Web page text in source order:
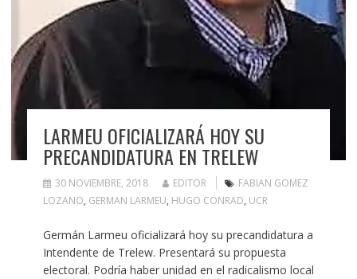
LARMEU OFICIALIZARÁ HOY SU
PRECANDIDATURA EN TRELEW
30 NOVIEMBRE, 2018 EDITOR
FABIAN GOMEZ
LOZANO, GERMAN LARMEU, HUGO CONRAD, UCR
Germán Larmeu oficializará hoy su precandidatura a
Intendente de Trelew. Presentará su propuesta
electoral. Podría haber unidad en el radicalismo local